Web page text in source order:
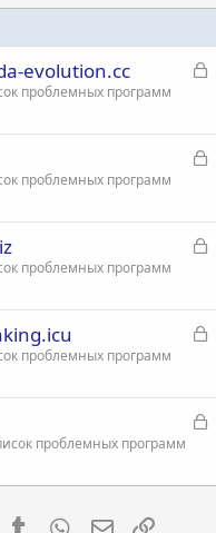
З
evolution.cc
проблемных программ
З
проблемных программ
З
проблемных программ
З
проблемных программ
З
р
проблемных программ
PinterestTumblr WhatsApp